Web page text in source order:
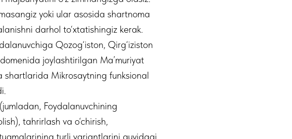
yoki ular asosida shartnoma
darhol to‘xtatishingiz kerak.
Qozog‘iston, Qirg‘iziston
joylashtirilgan Ma’muriyat
shartlarida Mikrosaytning funksional
Foydalanuvchining
tahrirlash va o‘chirish,
turli variantlarini quyidagi